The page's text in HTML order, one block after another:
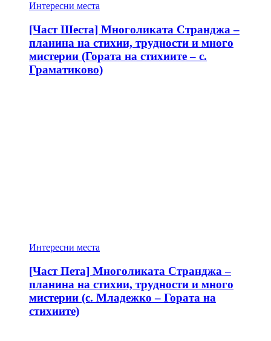
Интересни места
[Част Шеста] Многоликата Странджа –
планина на стихии, трудности и много
мистерии (Гората на стихиите – с.
Граматиково)
Интересни места
[Част Пета] Многоликата Странджа –
планина на стихии, трудности и много
мистерии (с. Младежко – Гората на
стихиите)